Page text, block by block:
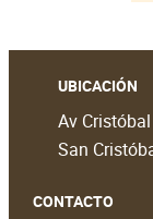
UBICACIÓN
Av
San
CONTACTO